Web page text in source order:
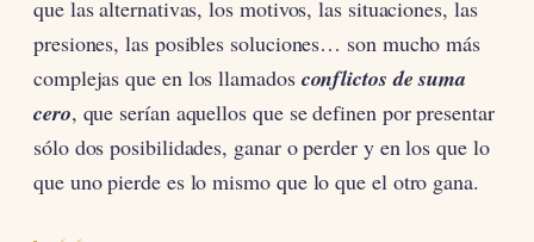
que las alternativas, los motivos, las situaciones, las
presiones, las posibles soluciones… son mucho más
complejas que en los llamados conflictos de suma
cero, que serían aquellos que se definen por presentar
sólo dos posibilidades, ganar o perder y en los que lo
que uno pierde es lo mismo que lo que el otro gana.